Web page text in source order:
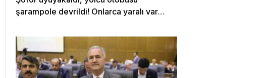
şarampole devrildi! Onlarca yaralı var…